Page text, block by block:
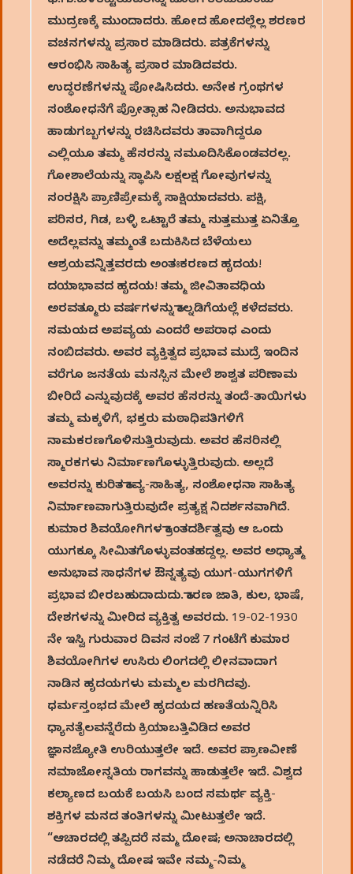
ಮುದ್ರಣಕ್ಕೆ ಮುಂದಾದರು. ಹೋದ ಹೋದಲ್ಲೆಲ್ಲ ಶರಣರ
ವಚನಗಳನ್ನು ಪ್ರಸಾರ ಮಾಡಿದರು. ಪತ್ರಕೆಗಳನ್ನು
ಆರಂಭಿಸಿ ಸಾಹಿತ್ಯ ಪ್ರಸಾರ ಮಾಡಿದವರು.
ಉದ್ಧರಣೆಗಳನ್ನು ಪೋಷಿಸಿದರು. ಅನೇಕ ಗ್ರಂಥಗಳ
ಸಂಶೋಧನೆಗೆ ಪ್ರೋತ್ಸಾಹ ನೀಡಿದರು. ಅನುಭಾವದ
ಹಾಡುಗಬ್ಬಗಳನ್ನು ರಚಿಸಿದವರು ತಾವಾಗಿದ್ದರೂ
ಎಲ್ಲಿಯೂ ತಮ್ಮ ಹೆಸರನ್ನು ನಮೂದಿಸಿಕೊಂಡವರಲ್ಲ.
ಗೋಶಾಲೆಯನ್ನು ಸ್ಥಾಪಿಸಿ ಲಕ್ಷಲಕ್ಷ ಗೋವುಗಳನ್ನು
ಸಂರಕ್ಷಿಸಿ ಪ್ರಾಣಿಪ್ರೇಮಕ್ಕೆ ಸಾಕ್ಷಿಯಾದವರು. ಪಕ್ಷಿ,
ಪರಿಸರ, ಗಿಡ, ಬಳ್ಳಿ ಒಟ್ಟಾರೆ ತಮ್ಮ ಸುತ್ತಮುತ್ತ ಏನಿತ್ತೊ
ಅದೆಲ್ಲವನ್ನು ತಮ್ಮಂತೆ ಬದುಕಿಸಿದ ಬೆಳೆಯಲು
ಆಶ್ರಯವನ್ನಿತ್ತವರದು ಅಂತಃಕರಣದ ಹೃದಯ!
ದಯಾಭಾವದ ಹೃದಯ! ತಮ್ಮ ಜೀವಿತಾವಧಿಯ
ಅರವತ್ಮೂರು ವರ್ಷಗಳನ್ನು ಕಾಲ್ನಡಿಗೆಯಲ್ಲೆ ಕಳೆದವರು.
ಸಮಯದ ಅಪವ್ಯಯ ಎಂದರೆ ಅಪರಾಧ ಎಂದು
ನಂಬಿದವರು. ಅವರ ವ್ಯಕ್ತಿತ್ವದ ಪ್ರಭಾವ ಮುದ್ರೆ ಇಂದಿನ
ವರೆಗೂ ಜನತೆಯ ಮನಸ್ಸಿನ ಮೇಲೆ ಶಾಶ್ವತ ಪರಿಣಾಮ
ಬೀರಿದೆ ಎನ್ನುವುದಕ್ಕೆ ಅವರ ಹೆಸರನ್ನು ತಂದೆ-ತಾಯಿಗಳು
ತಮ್ಮ ಮಕ್ಕಳಿಗೆ, ಭಕ್ತರು ಮಠಾಧಿಪತಿಗಳಿಗೆ
ನಾಮಕರಣಗೊಳಿಸುತ್ತಿರುವುದು. ಅವರ ಹೆಸರಿನಲ್ಲಿ
ಸ್ಮಾರಕಗಳು ನಿರ್ಮಾಣಗೊಳ್ಳುತ್ತಿರುವುದು. ಅಲ್ಲದೆ
ಅವರನ್ನು ಕುರಿತ ಕಾವ್ಯ-ಸಾಹಿತ್ಯ, ಸಂಶೋಧನಾ ಸಾಹಿತ್ಯ
ನಿರ್ಮಾಣವಾಗುತ್ತಿರುವುದೇ ಪ್ರತ್ಯಕ್ಷ ನಿದರ್ಶನವಾಗಿದೆ.
ಕುಮಾರ ಶಿವಯೋಗಿಗಳ ಕ್ರಾಂತದರ್ಶಿತ್ವವು ಆ ಒಂದು
ಯುಗಕ್ಕೂ ಸೀಮಿತಗೊಳ್ಳುವಂತಹದ್ದಲ್ಲ. ಅವರ ಅಧ್ಯಾತ್ಮ
ಅನುಭಾವ ಸಾಧನೆಗಳ ಔನ್ನತ್ಯವು ಯುಗ-ಯುಗಗಳಿಗೆ
ಪ್ರಭಾವ ಬೀರಬಹುದಾದುದು. ಕಾರಣ ಜಾತಿ, ಕುಲ, ಭಾಷೆ,
ದೇಶಗಳನ್ನು ಮೀರಿದ ವ್ಯಕ್ತಿತ್ವ ಅವರದು. 19-02-1930
ನೇ ಇಸ್ವಿ ಗುರುವಾರ ದಿವಸ ಸಂಜೆ 7 ಗಂಟೆಗೆ ಕುಮಾರ
ಶಿವಯೋಗಿಗಳ ಉಸಿರು ಲಿಂಗದಲ್ಲಿ ಲೀನವಾದಾಗ
ನಾಡಿನ ಹೃದಯಗಳು ಮಮ್ಮಲ ಮರಗಿದವು.
ಧರ್ಮಸ್ತಂಭದ ಮೇಲೆ ಹೃದಯದ ಹಣತೆಯನ್ನಿರಿಸಿ
ಧ್ಯಾನತೈಲವನ್ನೆರೆದು ಕ್ರಿಯಾಬತ್ತಿವಿಡಿದ ಅವರ
ಜ್ಞಾನಜ್ಯೋತಿ ಉರಿಯುತ್ತಲೇ ಇದೆ. ಅವರ ಪ್ರಾಣವೀಣೆ
ಸಮಾಜೋನ್ನತಿಯ ರಾಗವನ್ನು ಹಾಡುತ್ತಲೇ ಇದೆ. ವಿಶ್ವದ
ಕಲ್ಯಾಣದ ಬಯಕೆ ಬಯಸಿ ಬಂದ ಸಮರ್ಥ ವ್ಯಕ್ತಿ-
ಶಕ್ತಿಗಳ ಮನದ ತಂತಿಗಳನ್ನು ಮೀಟುತ್ತಲೇ ಇದೆ.
“ಆಚಾರದಲ್ಲಿ ತಪ್ಪಿದರೆ ನಮ್ಮ ದೋಷ; ಅನಾಚಾರದಲ್ಲಿ
ನಡೆದರೆ ನಿಮ್ಮ ದೋಷ ಇವೇ ನಮ್ಮ-ನಿಮ್ಮ